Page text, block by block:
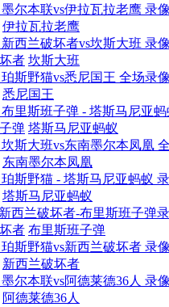
尔本联vs伊拉瓦拉老鹰 录
伊拉瓦拉老鹰
西兰破坏者vs坎斯大班 录
者 坎斯大班
斯野猫vs悉尼国王 全场录像
悉尼国王
里斯班子弹 - 塔斯马尼亚蚂
弹 塔斯马尼亚蚂蚁
斯大班vs东南墨尔本凤凰
东南墨尔本凤凰
斯野猫 - 塔斯马尼亚蚂蚁
塔斯马尼亚蚂蚁
西兰破坏者-布里斯班子弹
者 布里斯班子弹
斯野猫vs新西兰破坏者 录
新西兰破坏者
尔本联vs阿德莱德36人 录
阿德莱德36人